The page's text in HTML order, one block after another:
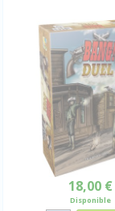
18,00 €
Disponible